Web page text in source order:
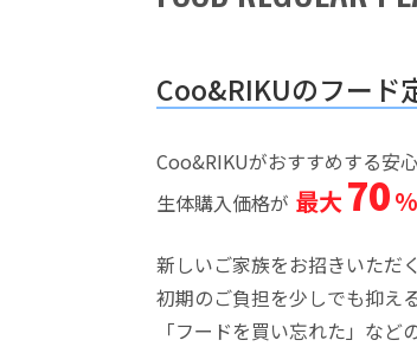
Coo&RIKUのフード
Coo&RIKUがおすすめする安
生体購入価格が 最大 70
新しいご家族をお招きいただく
初期のご負担を少しでも抑え
「フードを買い忘れた」など